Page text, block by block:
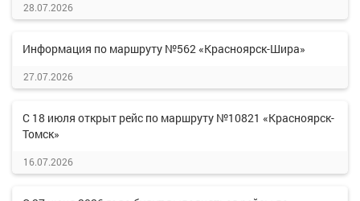
28.07.2026
Информация по маршруту №562 «Красноярск-Шира»
27.07.2026
С 18 июля открыт рейс по маршруту №10821 «Красноярск-
Томск»
16.07.2026